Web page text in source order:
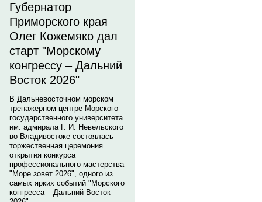
Губернатор
Приморского края
Олег Кожемяко дал
старт "Морскому
конгрессу – Дальний
Восток 2026"
В Дальневосточном морском
тренажерном центре Морского
государственного университета
им. адмирала Г. И. Невельского
во Владивостоке состоялась
торжественная церемония
открытия конкурса
профессионального мастерства
"Море зовет 2026", одного из
самых ярких событий "Морского
конгресса – Дальний Восток